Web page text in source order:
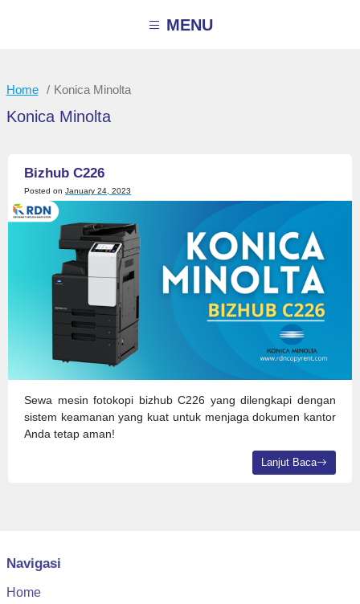
MENU
Home Konica Minolta
Konica Minolta
Bizhub C226
Posted on January 24, 2023
Sewa mesin fotokopi bizhub C226 yang dilengkapi dengan
sistem keamanan yang kuat untuk menjaga dokumen kantor
Anda tetap aman!
Lanjut Baca
Navigasi
Home